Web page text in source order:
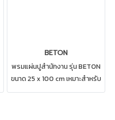
BETON
พรมแผ่นปูสำนักงาน รุ่น BETON
ขนาด 25 x 100 cm เหมาะสำหรับ
ผู้ที่ชื่อชอบความภูมิฐาน สามารถปู